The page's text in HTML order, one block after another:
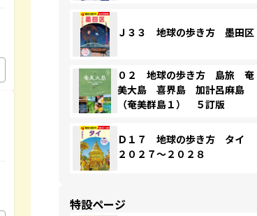
Ｊ３３ 地球の歩き方 墨田区
０２ 地球の歩き方 島旅 奄
美大島 喜界島 加計呂麻島
（奄美群島１） ５訂版
Ｄ１７ 地球の歩き方 タイ
２０２７～２０２８
特設ページ